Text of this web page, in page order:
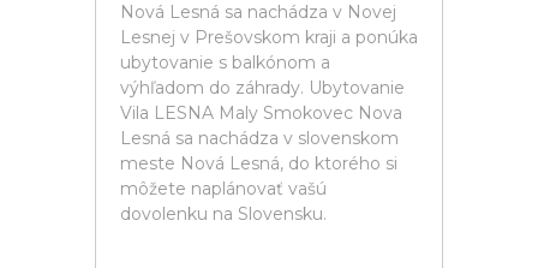
Nová Lesná sa nachádza v Novej
Lesnej v Prešovskom kraji a ponúka
ubytovanie s balkónom a
výhľadom do záhrady. Ubytovanie
Vila LESNA Maly Smokovec Nova
Lesná sa nachádza v slovenskom
meste Nová Lesná, do ktorého si
môžete naplánovať vašú
dovolenku na Slovensku.